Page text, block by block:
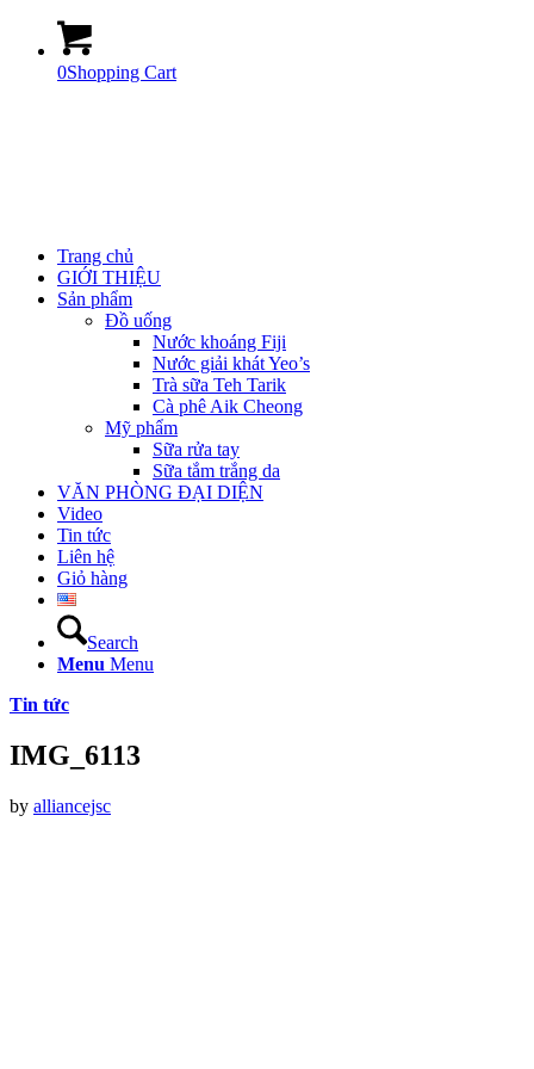
0Shopping Cart
Trang chủ
GIỚI THIỆU
Sản phẩm
Đồ uống
Nước khoáng Fiji
Nước giải khát Yeo’s
Trà sữa Teh Tarik
Cà phê Aik Cheong
Mỹ phẩm
Sữa rửa tay
Sữa tắm trắng da
VĂN PHÒNG ĐẠI DIỆN
Video
Tin tức
Liên hệ
Giỏ hàng
Search
Menu Menu
Tin tức
IMG_6113
by alliancejsc